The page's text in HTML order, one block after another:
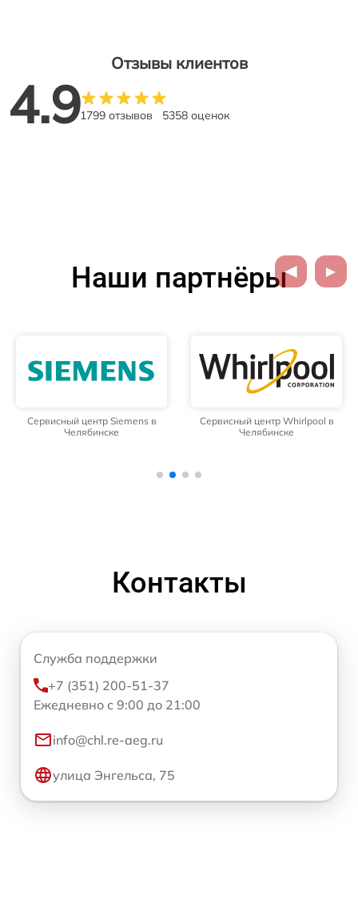
Отзывы клиентов
4.91799 отзывов 5358 оценок
Наши партнёры
Сервисный центр Siemens в
Челябинске
Сервисный центр Whirlpool в
Челябинске
Контакты
Служба поддержки
+7 (351) 200-51-37
Ежедневно с 9:00 до 21:00
info@chl.re-aeg.ru
улица Энгельса, 75